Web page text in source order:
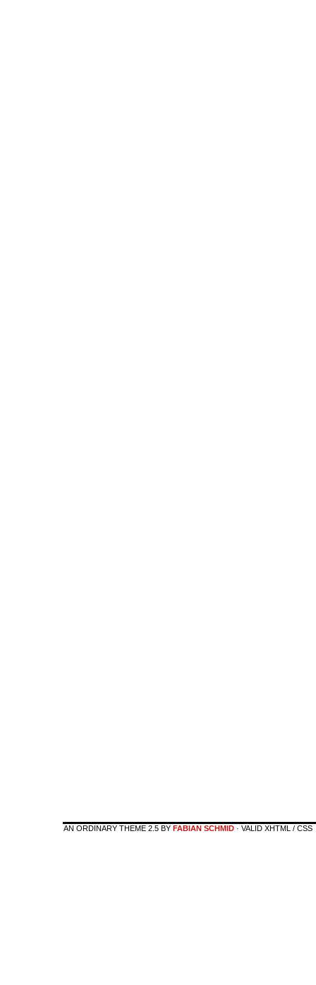
AN ORDINARY THEME 2.5 BY FABIAN SCHMID · VALID XHTML / CSS